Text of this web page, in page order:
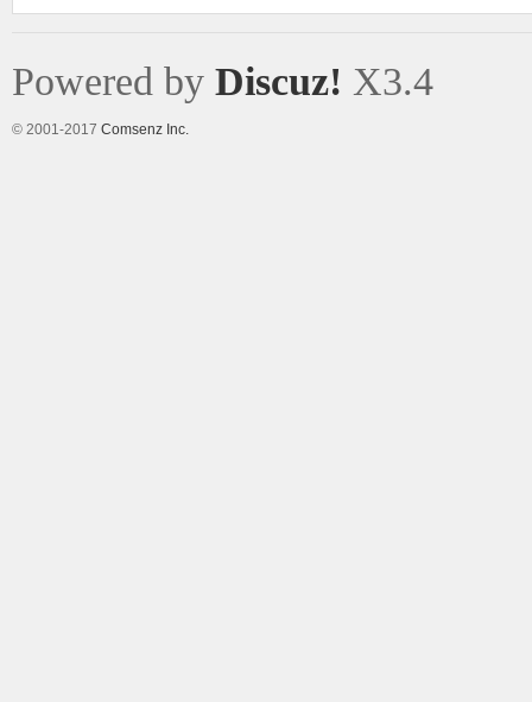
Powered by Discuz! X3.4
© 2001-2017 Comsenz Inc.